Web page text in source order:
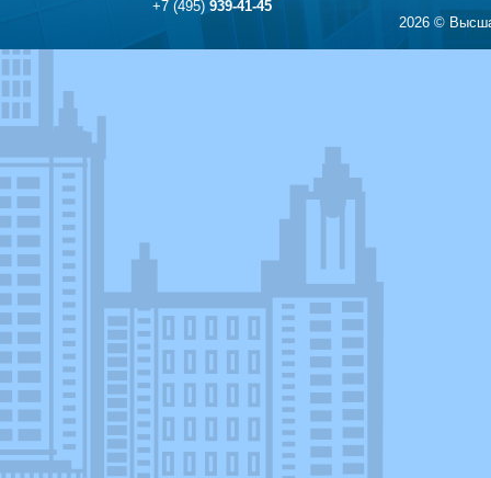
+7 (495)939-41-45
2026 ©